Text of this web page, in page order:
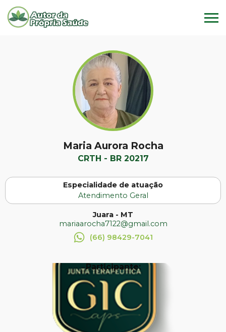
Maria Aurora Rocha
CRTH - BR 20217
Especialidade de atuação
Atendimento Geral
Juara - MT
mariaarocha7122@gmail.com
(66) 98429-7041
Participante: